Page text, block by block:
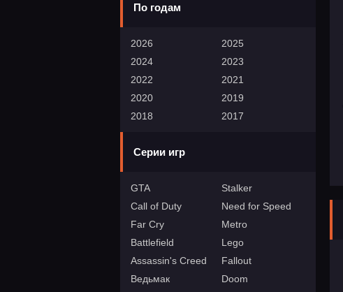
По годам
2026
2025
2024
2023
2022
2021
2020
2019
2018
2017
Серии игр
GTA
Stalker
Call of Duty
Need for Speed
Far Cry
Metro
Battlefield
Lego
Assassin's Creed
Fallout
Ведьмак
Doom